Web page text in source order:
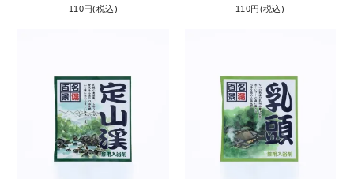
110円(税込)
110円(税込)